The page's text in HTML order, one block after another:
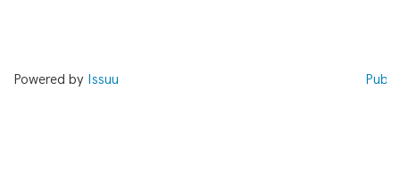
Powered by Issuu